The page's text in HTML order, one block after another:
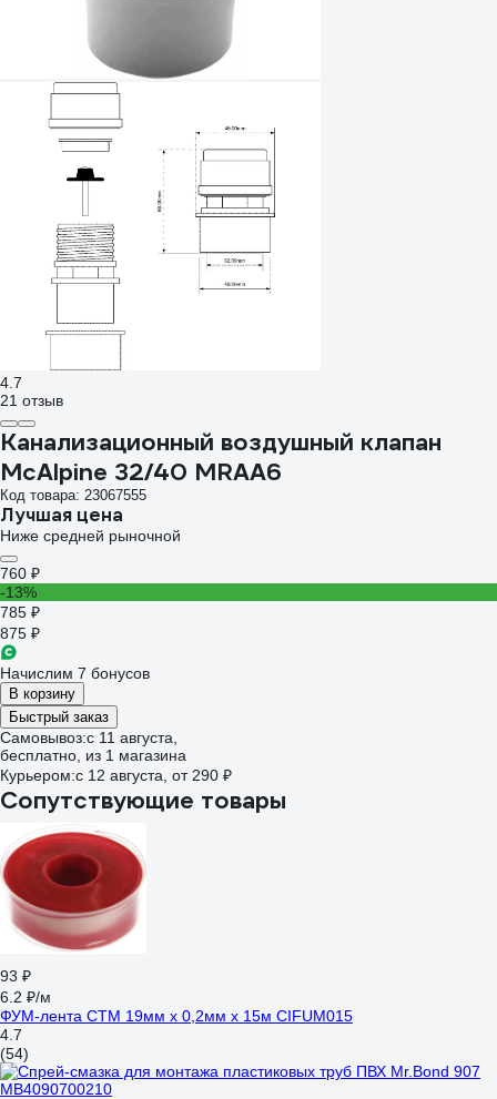
4.7
21 отзыв
Канализационный воздушный клапан
McAlpine 32/40 MRAA6
Код товара: 23067555
Лучшая цена
Ниже средней рыночной
760 ₽
-13%
785 ₽
875 ₽
Начислим 7 бонусов
В корзину
Быстрый заказ
Самовывоз:c 11 августа,
бесплатно , из 1 магазина
Курьером:c 12 августа, от 290 ₽
Сопутствующие товары
93 ₽
6.2 ₽/м
ФУМ-лента СТМ 19мм х 0,2мм х 15м CIFUM015
4.7
(54)